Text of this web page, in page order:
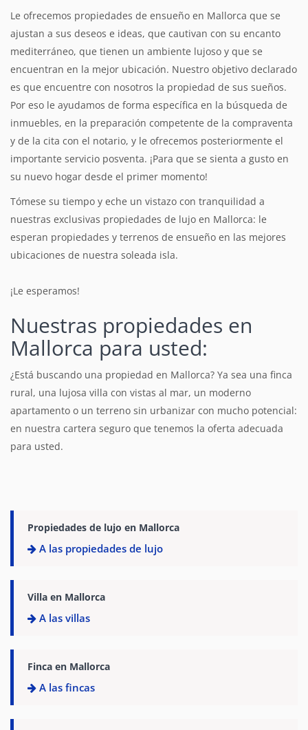
Le ofrecemos propiedades de ensueño en Mallorca que se
ajustan a sus deseos e ideas, que cautivan con su encanto
mediterráneo, que tienen un ambiente lujoso y que se
encuentran en la mejor ubicación. Nuestro objetivo declarado
es que encuentre con nosotros la propiedad de sus sueños.
Por eso le ayudamos de forma específica en la búsqueda de
inmuebles, en la preparación competente de la compraventa
y de la cita con el notario, y le ofrecemos posteriormente el
importante servicio posventa. ¡Para que se sienta a gusto en
su nuevo hogar desde el primer momento!
Tómese su tiempo y eche un vistazo con tranquilidad a
nuestras exclusivas propiedades de lujo en Mallorca: le
esperan propiedades y terrenos de ensueño en las mejores
ubicaciones de nuestra soleada isla.
¡Le esperamos!
Nuestras propiedades en
Mallorca para usted:
¿Está buscando una propiedad en Mallorca? Ya sea una finca
rural, una lujosa villa con vistas al mar, un moderno
apartamento o un terreno sin urbanizar con mucho potencial:
en nuestra cartera seguro que tenemos la oferta adecuada
para usted.
Propiedades de lujo en Mallorca
A las propiedades de lujo
Villa en Mallorca
A las villas
Finca en Mallorca
A las fincas